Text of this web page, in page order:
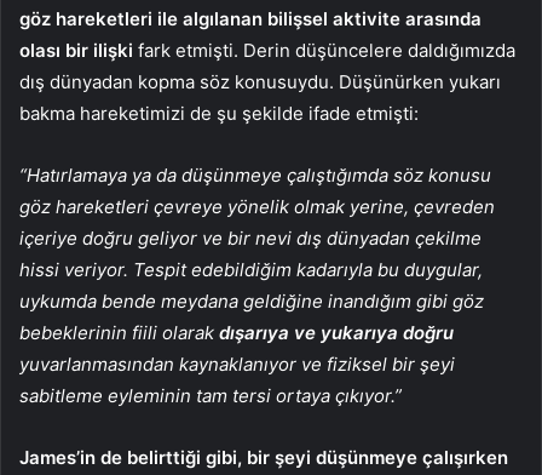
göz hareketleri ile algılanan bilişsel aktivite arasında
olası bir ilişki fark etmişti. Derin düşüncelere daldığımızda
dış dünyadan kopma söz konusuydu. Düşünürken yukarı
bakma hareketimizi de şu şekilde ifade etmişti:
“Hatırlamaya ya da düşünmeye çalıştığımda söz konusu
göz hareketleri çevreye yönelik olmak yerine, çevreden
içeriye doğru geliyor ve bir nevi dış dünyadan çekilme
hissi veriyor. Tespit edebildiğim kadarıyla bu duygular,
uykumda bende meydana geldiğine inandığım gibi göz
bebeklerinin fiili olarak dışarıya ve yukarıya doğru
yuvarlanmasından kaynaklanıyor ve fiziksel bir şeyi
sabitleme eyleminin tam tersi ortaya çıkıyor.”
James’in de belirttiği gibi, bir şeyi düşünmeye çalışırken